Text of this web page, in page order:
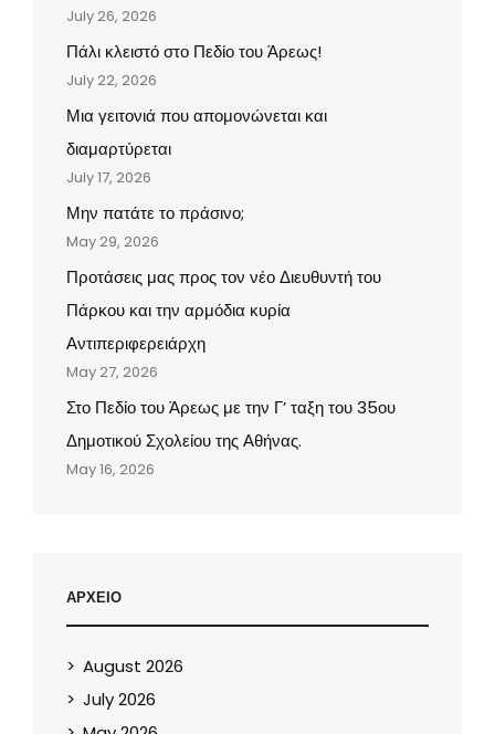
July 26, 2026
Πάλι κλειστό στο Πεδίο του Άρεως!
July 22, 2026
Μια γειτονιά που απομονώνεται και
διαμαρτύρεται
July 17, 2026
Μην πατάτε το πράσινο;
May 29, 2026
Προτάσεις μας προς τον νέο Διευθυντή του
Πάρκου και την αρμόδια κυρία
Αντιπεριφερειάρχη
May 27, 2026
Στο Πεδίο του Άρεως με την Γ’ ταξη του 35ου
Δημοτικού Σχολείου της Αθήνας.
May 16, 2026
ΑΡΧΕΙΟ
August 2026
July 2026